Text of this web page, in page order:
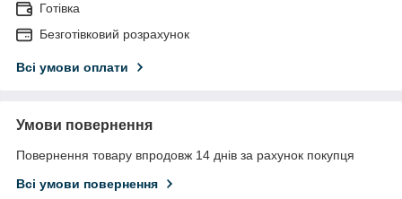
Готівка
Безготівковий розрахунок
Всі умови оплати
Умови повернення
Повернення товару впродовж 14 днів за рахунок покупця
Всі умови повернення